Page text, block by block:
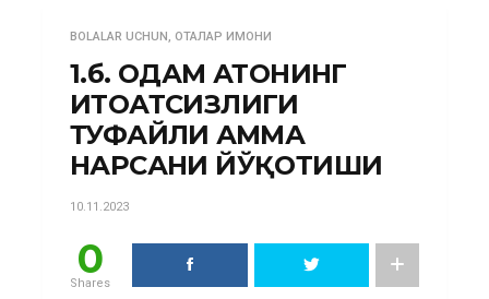
BOLALAR UCHUN, ОТАЛАР ИМОНИ
1.б. ОДАМ АТОНИНГ
ИТОАТСИЗЛИГИ
ТУФАЙЛИ ҲАММА
НАРСАНИ ЙЎҚОТИШИ
10.11.2023
0
Shares